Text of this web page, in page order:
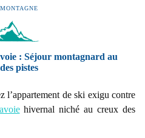
: Séjour montagnard au
pistes
l’appartement de ski exigu contre
hivernal niché au creux des